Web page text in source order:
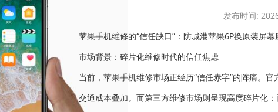
发布时间:
苹果手机维修的“信任缺口”：防城港苹果6P换原装屏
市场背景：碎片化维修时代的信任焦虑
当前，苹果手机维修市场正经历“信任赤字”的阵痛。
交通成本叠加。而第三方维修市场则呈现高度碎片化